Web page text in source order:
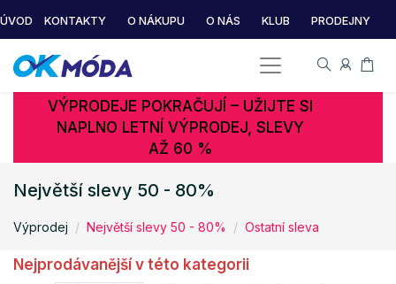
ÚVOD KONTAKTY O NÁKUPU O NÁS KLUB PRODEJNY
VÝPRODEJE POKRAČUJÍ – UŽIJTE SI
NAPLNO LETNÍ VÝPRODEJ, SLEVY
AŽ 60 %
Největší slevy 50 - 80%
Výprodej Největší slevy 50 - 80% Ostatní sleva
Nejprodávanější v této kategorii